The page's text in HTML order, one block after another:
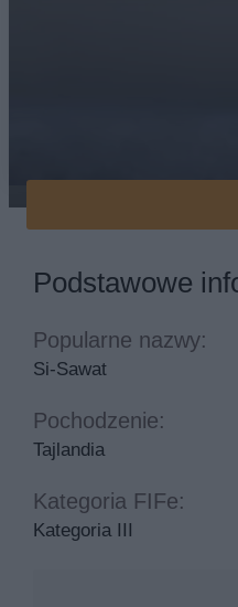
Podstawowe
Popularne nazwy:
Si-Sawat
Pochodzenie:
Tajlandia
Kategoria FIFe:
Kategoria III